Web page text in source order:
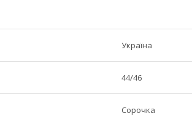
Україна
44/46
Сорочка